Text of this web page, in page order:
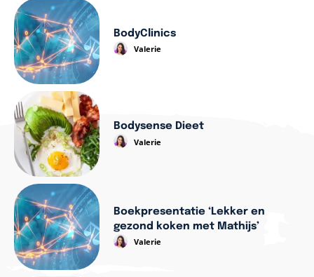
BodyClinics
Valerie
Bodysense Dieet
Valerie
Boekpresentatie ‘Lekker en
gezond koken met Mathijs’
Valerie